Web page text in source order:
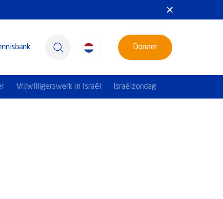
Doneer
Vrijwilligerswerk in Israël Israëlzondag